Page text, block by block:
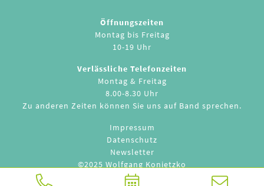
Öffnungszeiten
Montag bis Freitag
10-19 Uhr
Verlässliche Telefonzeiten
Montag & Freitag
8.00-8.30 Uhr
Zu anderen Zeiten können Sie uns auf Band sprechen.
Impressum
Datenschutz
Newsletter
©2025 Wolfgang Konietzko